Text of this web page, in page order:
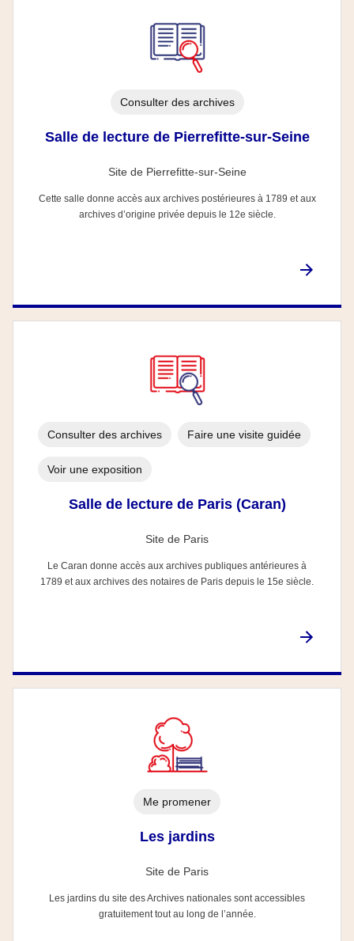
Salle de lecture de Pierrefitte-sur-Seine
Site de Pierrefitte-sur-Seine
Cette salle donne accès aux archives postérieures à 1789 et aux
archives d’origine privée depuis le 12e siècle.
Consulter des archives
Salle de lecture de Paris (Caran)
Site de Paris
Le Caran donne accès aux archives publiques antérieures à
1789 et aux archives des notaires de Paris depuis le 15e siècle.
Consulter des archives Faire une visite guidée
Voir une exposition
Les jardins
Site de Paris
Les jardins du site des Archives nationales sont accessibles
gratuitement tout au long de l’année.
Me promener